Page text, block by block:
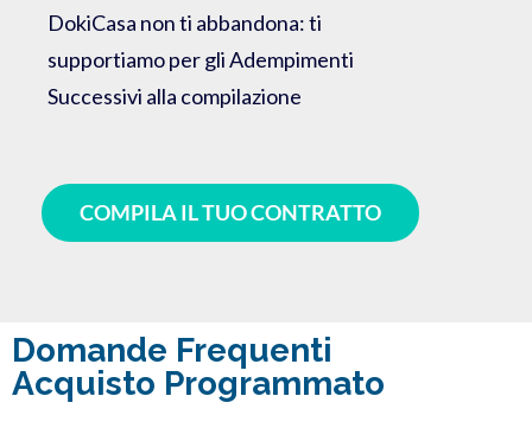
DokiCasa non ti abbandona: ti
supportiamo per gli Adempimenti
Successivi alla compilazione
COMPILA IL TUO CONTRATTO
Domande Frequenti
Acquisto Programmato